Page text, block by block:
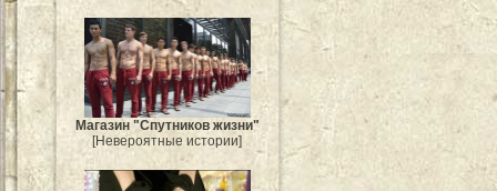
Магазин "Спутников жизни"
[Невероятные истории]